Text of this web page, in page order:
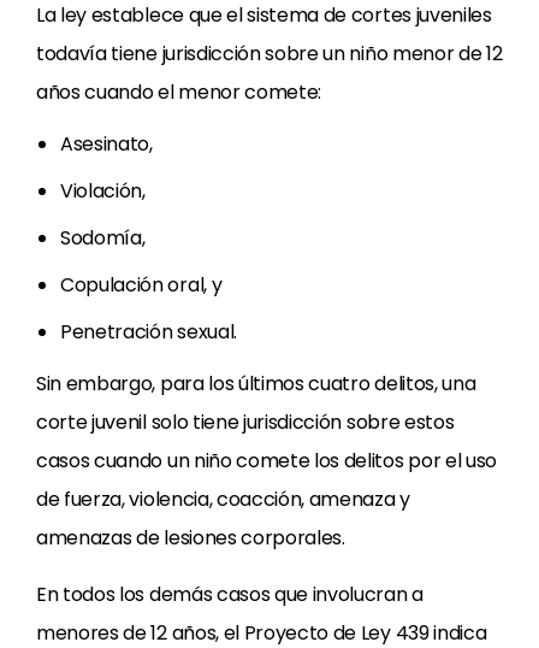
La ley establece que el sistema de cortes juveniles
todavía tiene jurisdicción sobre un niño menor de 12
años cuando el menor comete:
Asesinato,
Violación,
Sodomía,
Copulación oral, y
Penetración sexual.
Sin embargo, para los últimos cuatro delitos, una
corte juvenil solo tiene jurisdicción sobre estos
casos cuando un niño comete los delitos por el uso
de fuerza, violencia, coacción, amenaza y
amenazas de lesiones corporales.
En todos los demás casos que involucran a
menores de 12 años, el Proyecto de Ley 439 indica